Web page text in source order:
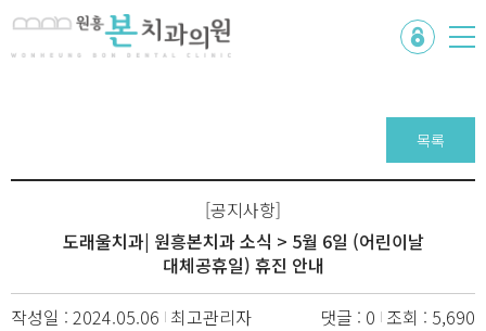
목록
[공지사항]
도래울치과| 원흥본치과 소식 > 5월 6일 (어린이날
대체공휴일) 휴진 안내
작성일 : 2024.05.06 최고관리자 댓글 : 0 조회 : 5,690